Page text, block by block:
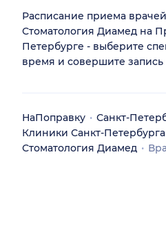
Расписание приема
Стоматология Диамед на
Петербурге - выберите
время и совершите запись
НаПоправку
Санкт-
Клиники Санкт-Петербурга
Стоматология Диамед